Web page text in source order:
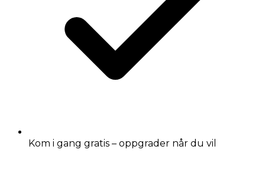
Kom i gang gratis – oppgrader når du vil